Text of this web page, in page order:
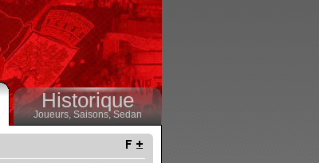
Historique
Joueurs, Saisons,Sedan